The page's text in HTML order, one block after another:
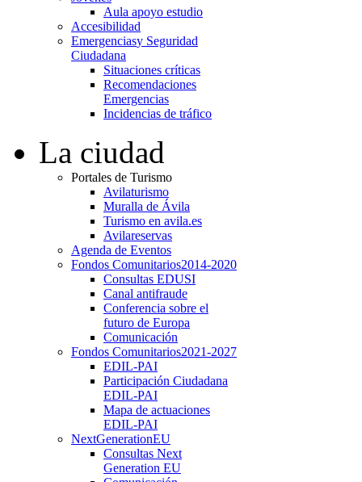
Aula apoyo estudio
Accesibilidad
Emergenciasy Seguridad
Ciudadana
Situaciones críticas
Recomendaciones
Emergencias
Incidencias de tráfico
La ciudad
Portales de Turismo
Avilaturismo
Muralla de Ávila
Turismo en avila.es
Avilareservas
Agenda de Eventos
Fondos Comunitarios2014-2020
Consultas EDUSI
Canal antifraude
Conferencia sobre el
futuro de Europa
Comunicación
Fondos Comunitarios2021-2027
EDIL-PAI
Participación Ciudadana
EDIL-PAI
Mapa de actuaciones
EDIL-PAI
NextGenerationEU
Consultas Next
Generation EU